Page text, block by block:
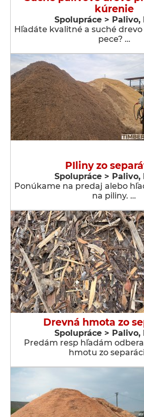
kúrenie
Spolupráce >
Hľadáte kvalitné a suché
pece? …
PIliny zo
Spolupráce >
Ponúkame na predaj alebo
na piliny. …
Drevná hmota zo
Spolupráce >
Predám resp hľadám
hmotu zo